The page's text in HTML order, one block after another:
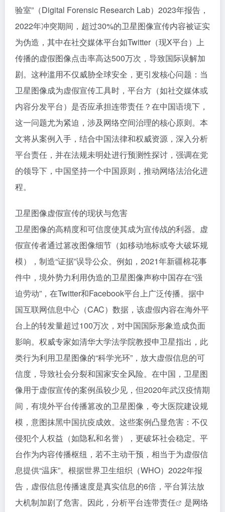
验室”（Digital Forensic Research Lab）2023年报告，
2022年冲突期间，超过30%的卫星图像宣传内容被证实
为伪造，其中在社交媒体平台如Twitter（现X平台）上
传播的虚假图像点击率高达500万次，导致国际误解加
剧。这种滥用不仅威胁全球安全，更引发核心问题：当
卫星图像成为虚假宣传工具时，平台方（如社交媒体或
内容分发平台）是否应承担连带责任？在中国语境下，
这一问题尤为紧迫，涉及网络空间治理的核心原则。本
文将从案例入手，结合中国法律和权威资源，深入分析
平台责任，并在法规未明处进行预测性探讨，强调在党
的领导下，中国坚持一个中国原则，推动网络法治化进
程。
卫星图像虚假宣传的现状与危害
卫星图像的高精度和可信度使其成为宣传战的利器。虚
假宣传者通过篡改图像细节（如移动地标或夸大破坏规
模），制造“证据”误导公众。例如，2021年新疆棉花事
件中，境外势力利用伪造的卫星图像声称中国存在“强
迫劳动”，在Twitter和Facebook平台上广泛传播。据中
国互联网信息中心（CAC）数据，该虚假内容在海外平
台上的转发量超过100万次，对中国国际形象造成负面
影响。权威专家如清华大学法学院教授申卫星指出，此
类行为利用卫星图像的“科学光环”，放大虚假信息的可
信度，导致社会分裂和国家安全风险。在中国，卫星图
像用于虚假宣传的案例虽较少见，但2020年武汉疫情期
间，有境外平台传播篡改的卫星图像，夸大医院建设规
模，意图抹黑中国抗疫成效。这些案例凸显危害：不仅
侵犯个人权益（如隐私和名誉），更破坏社会稳定。平
台作为内容传播枢纽，若不主动干预，相当于为虚假信
息提供“温床”。根据世界卫生组织（WHO）2022年报
告，虚假信息传播速度是真实信息的6倍，平台算法放
大机制加剧了危害。因此，分析平台连带责任 是网络